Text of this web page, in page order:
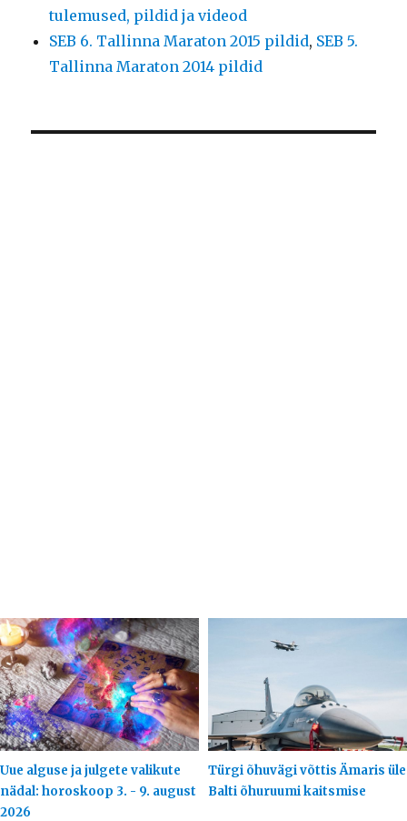
tulemused, pildid ja videod
SEB 6. Tallinna Maraton 2015 pildid, SEB 5.
Tallinna Maraton 2014 pildid
Uue alguse ja julgete valikute
nädal: horoskoop 3. - 9. august
2026
Türgi õhuvägi võttis Ämaris üle
Balti õhuruumi kaitsmise